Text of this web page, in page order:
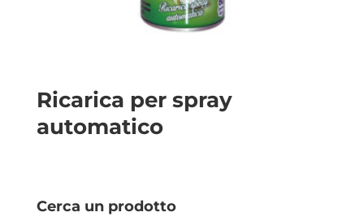
Ricarica per spray
automatico
Cerca un prodotto